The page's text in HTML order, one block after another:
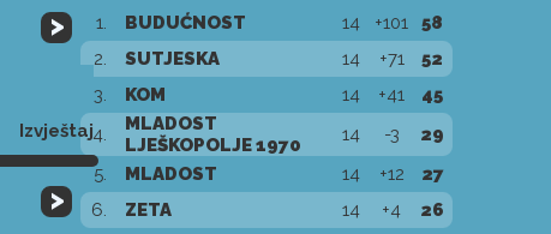
>
Izvještaj
>
1. BUDUĆNOST 14 +101
58
2.
SUTJESKA 14 +71
52
3.
KOM 14 +41
45
4.
MLADOST
LJEŠKOPOLJE 1970
14 -3
29
5.
MLADOST 14 +12
27
6.
ZETA 14 +4
26